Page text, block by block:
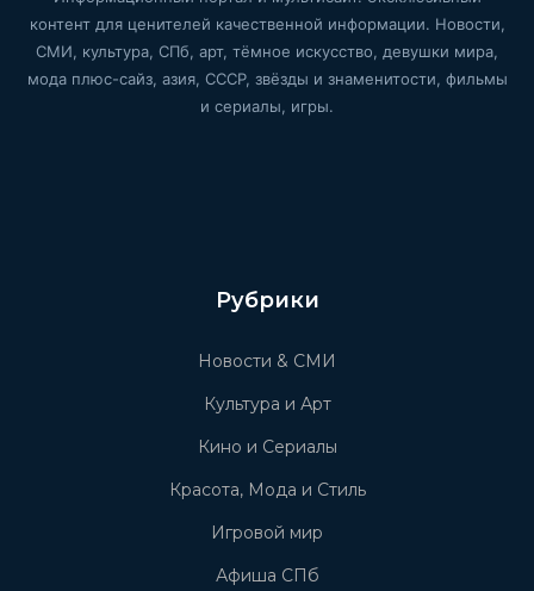
контент для ценителей качественной информации. Новости,
СМИ, культура, СПб, арт, тёмное искусство, девушки мира,
мода плюс-сайз, азия, СССР, звёзды и знаменитости, фильмы
и сериалы, игры.
Рубрики
Новости & СМИ
Культура и Арт
Кино и Сериалы
Красота, Мода и Стиль
Игровой мир
Афиша СПб